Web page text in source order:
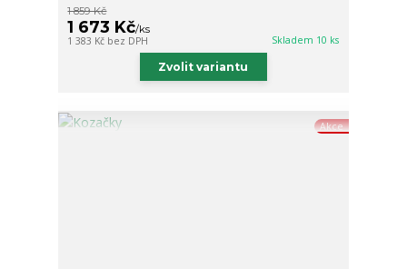
1 859 Kč
1 673 Kč/ks
1 383 Kč bez DPH Skladem 10 ks
Zvolit variantu
Akce